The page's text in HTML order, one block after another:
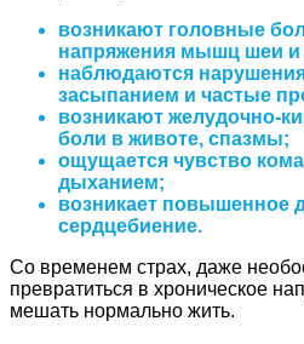
возникают головные
напряжения мышц шеи и
наблюдаются
засыпанием и частые
возникают желудочно-
боли в животе, спазмы;
ощущается чувство
дыханием;
возникает повышенное
сердцебиение.
Со временем страх, даже
превратиться в хроническое
мешать нормально жить.